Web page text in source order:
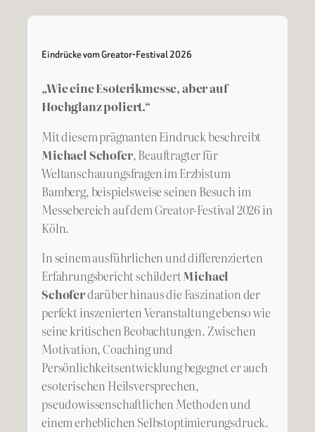
Eindrücke vom Greator-Festival 2026
„Wie eine Esoterikmesse, aber auf
Hochglanz poliert.“
Mit diesem prägnanten Eindruck beschreibt
Michael Schofer, Beauftragter für
Weltanschauungsfragen im Erzbistum
Bamberg, beispielsweise seinen Besuch im
Messebereich auf dem Greator-Festival 2026 in
Köln.
In seinem ausführlichen und differenzierten
Erfahrungsbericht schildertMichael
Schoferdarüber hinaus die Faszination der
perfekt inszenierten Veranstaltung ebenso wie
seine kritischen Beobachtungen. Zwischen
Motivation, Coaching und
Persönlichkeitsentwicklung begegnet er auch
esoterischen Heilsversprechen,
pseudowissenschaftlichen Methoden und
einem erheblichen Selbstoptimierungsdruck.